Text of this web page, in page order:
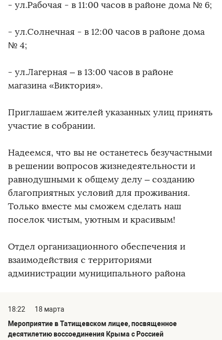
- ул.Рабочая - в 11:00 часов в районе дома № 6;
- ул.Солнечная - в 12:00 часов в районе дома
№ 4;
- ул.Лагерная – в 13:00 часов в районе
магазина «Виктория».
Приглашаем жителей указанных улиц принять
участие в собрании.
Надеемся, что вы не останетесь безучастными
в решении вопросов жизнедеятельности и
равнодушными к общему делу – созданию
благоприятных условий для проживания.
Только вместе мы сможем сделать наш
поселок чистым, уютным и красивым!
Отдел организационного обеспечения и
взаимодействия с территориями
администрации муниципального района
18:22
18 марта
Мероприятие в Татищевском лицее, посвященное
десятилетию воссоединения Крыма с Россией